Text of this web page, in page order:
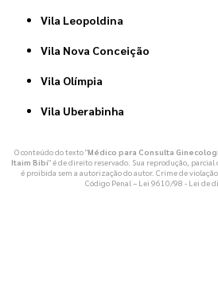
Vila Leopoldina
Vila Nova Conceição
Vila Olímpia
Vila Uberabinha
O conteúdo do texto "Médico para Consulta
Itaim Bibi" é de direito reservado. Sua reprodução, parcial
é proibida sem a autorização do autor. Crime de
Código Penal – Lei 9610/98 - Lei de